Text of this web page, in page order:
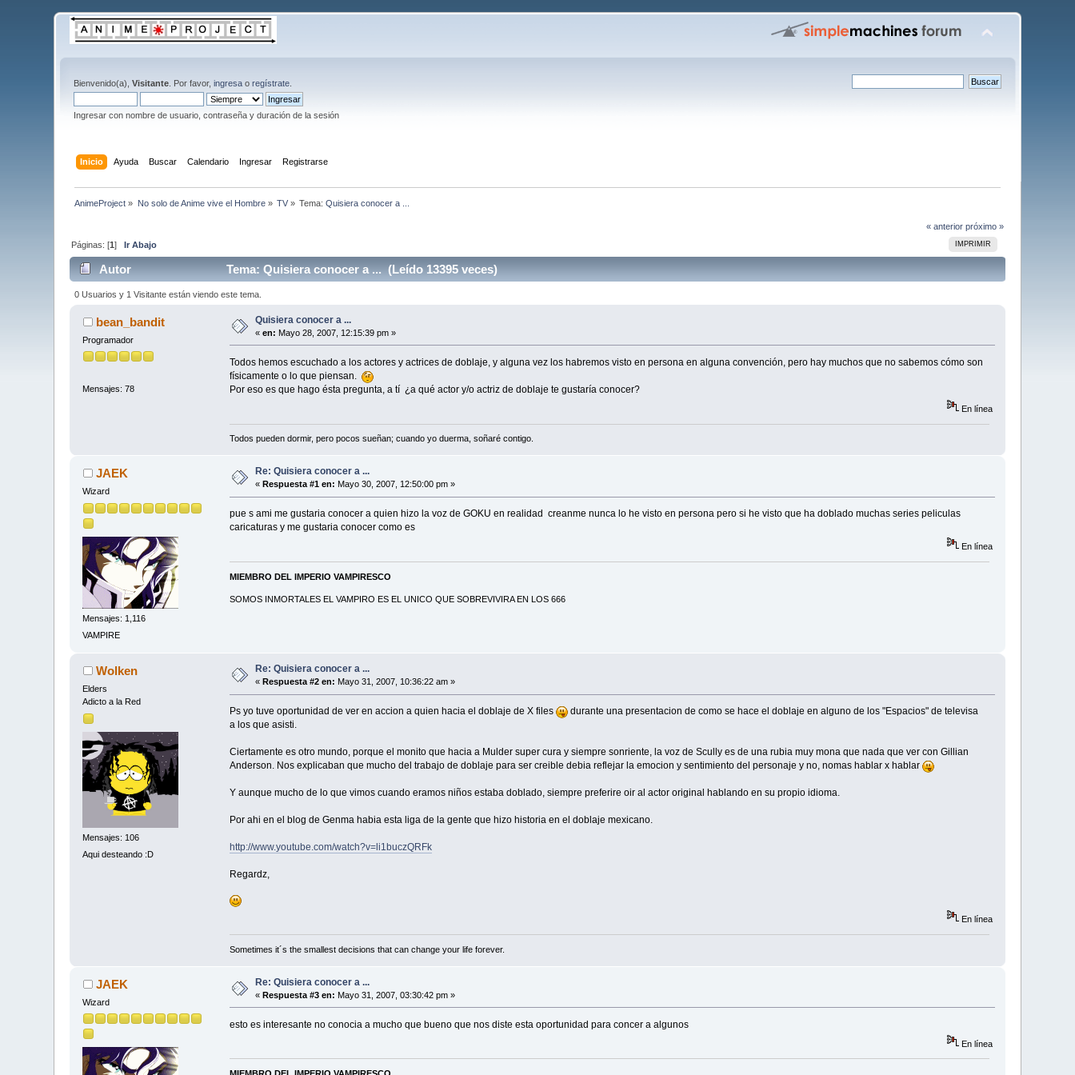
Bienvenido(a),Visitante . Por favor,ingresa oregístrate
Ingresar con nombre de usuario, contraseña y duración de la sesión
Inicio Ayuda Buscar Calendario Ingresar Registrarse
AnimeProject » No solo de Anime vive el Hombre» TV » Tema:Quisiera conocer a ...
« anterior próximo »
IMPRIMIR
Páginas: [1]Ir Abajo
Autor Tema: Quisiera conocer a ... (Leído 13395 veces)
0 Usuarios y 1 Visitante están viendo este tema.
bean_bandit
Programador
Mensajes: 78
Quisiera conocer a ...
«en: Mayo 28, 2007, 12:15:39 pm »
Todos hemos escuchado a los actores y actrices de doblaje, y alguna vez los habremos visto en persona en alguna convención, pero hay muchos que no sabemos cómo son
físicamente o lo que piensan.
Por eso es que hago ésta pregunta, a tí ¿a qué actor y/o actriz de doblaje te gustaría conocer?
En línea
Todos pueden dormir, pero pocos sueñan; cuando yo duerma, soñaré contigo.
JAEK
Wizard
Mensajes: 1,116
VAMPIRE
Re: Quisiera conocer a ...
« Respuesta #1 en: Mayo 30, 2007, 12:50:00 pm »
pue s ami me gustaria conocer a quien hizo la voz de GOKU en realidad creanme nunca lo he visto en persona pero si he visto que ha doblado muchas series peliculas
caricaturas y me gustaria conocer como es
En línea
MIEMBRO DEL IMPERIO VAMPIRESCO
SOMOS INMORTALES EL VAMPIRO ES EL UNICO QUE SOBREVIVIRA EN LOS 666
Wolken
Elders
Adicto a la Red
Mensajes: 106
Aqui desteando :D
Re: Quisiera conocer a ...
« Respuesta #2 en: Mayo 31, 2007, 10:36:22 am »
Ps yo tuve oportunidad de ver en accion a quien hacia el doblaje de X files
durante una presentacion de como se hace el doblaje en alguno de los "Espacios" de televisa
a los que asisti.
Ciertamente es otro mundo, porque el monito que hacia a Mulder super cura y siempre sonriente, la voz de Scully es de una rubia muy mona que nada que ver con Gillian
Anderson. Nos explicaban que mucho del trabajo de doblaje para ser creible debia reflejar la emocion y sentimiento del personaje y no, nomas hablar x hablar
Y aunque mucho de lo que vimos cuando eramos niños estaba doblado, siempre preferire oir al actor original hablando en su propio idioma.
Por ahi en el blog de Genma habia esta liga de la gente que hizo historia en el doblaje mexicano.
http://www.youtube.com/watch?v=li1buczQRFk
Regardz,
En línea
Sometimes it´s the smallest decisions that can change your life forever.
JAEK
Wizard
Re: Quisiera conocer a ...
«Respuesta #3 en: Mayo 31, 2007, 03:30:42 pm »
esto es interesante no conocia a mucho que bueno que nos diste esta oportunidad para concer a algunos
En línea